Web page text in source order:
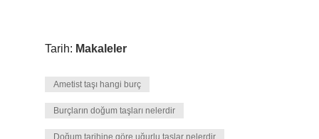
Tarih: Makaleler
Ametist taşı hangi burç
Burçların doğum taşları nelerdir
Doğum tarihine göre uğurlu taşlar nelerdir